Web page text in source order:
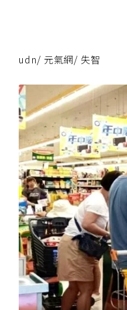
udn/ 元氣網/ 失智